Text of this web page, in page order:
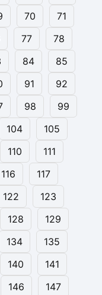
70
71
77
78
84
85
91
92
98
99
104
105
110
111
116
117
122
123
128
129
134
135
140
141
146
147